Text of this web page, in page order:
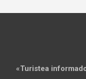
«Turistea